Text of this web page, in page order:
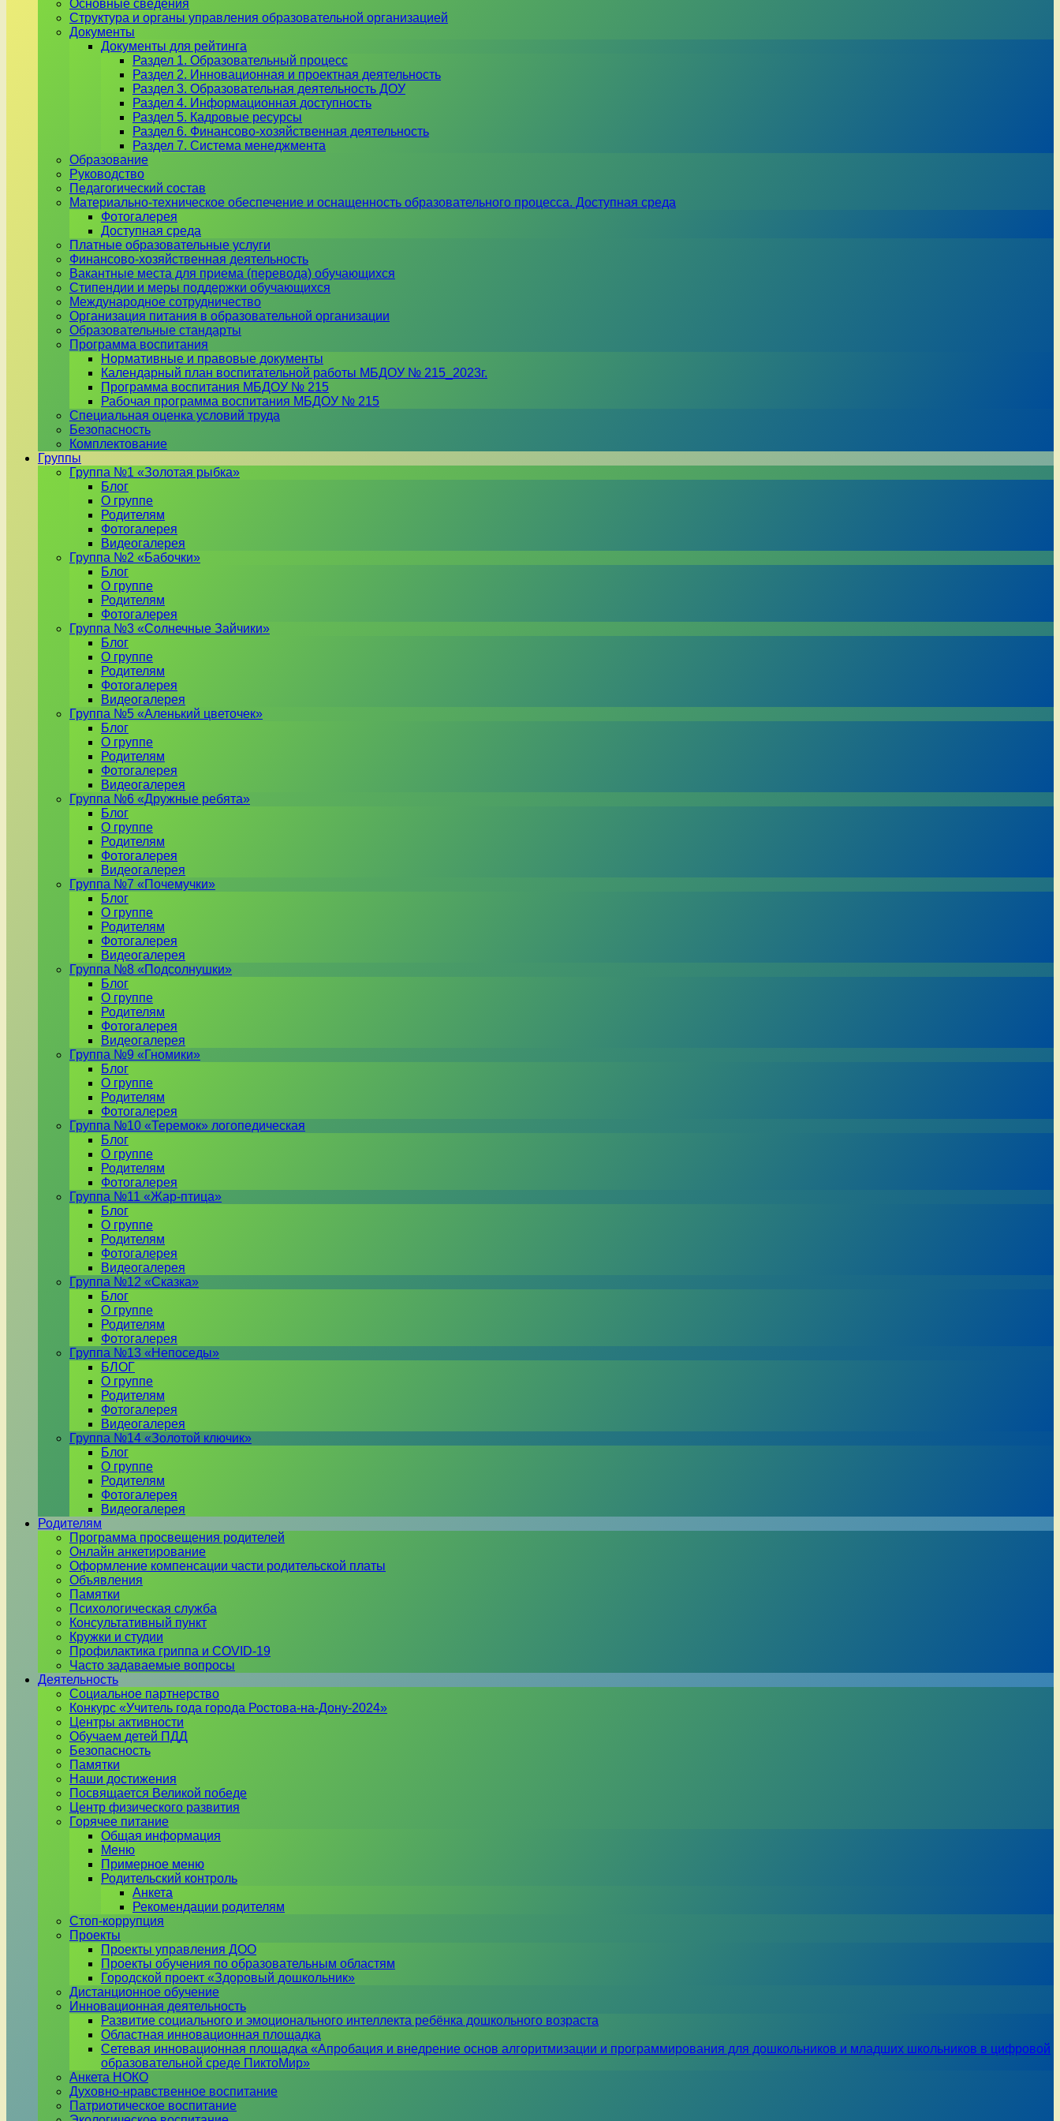
Основные сведения
Структура и органы управления образовательной организацией
Документы
Документы для рейтинга
Раздел 1. Образовательный процесс
Раздел 2. Инновационная и проектная деятельность
Раздел 3. Образовательная деятельность ДОУ
Раздел 4. Информационная доступность
Раздел 5. Кадровые ресурсы
Раздел 6. Финансово-хозяйственная деятельность
Раздел 7. Система менеджмента
Образование
Руководство
Педагогический состав
Материально-техническое обеспечение и оснащенность образовательного процесса. Доступная среда
Фотогалерея
Доступная среда
Платные образовательные услуги
Финансово-хозяйственная деятельность
Вакантные места для приема (перевода) обучающихся
Стипендии и меры поддержки обучающихся
Международное сотрудничество
Организация питания в образовательной организации
Образовательные стандарты
Программа воспитания
Нормативные и правовые документы
Календарный план воспитательной работы МБДОУ № 215_2023г.
Программа воспитания МБДОУ № 215
Рабочая программа воспитания МБДОУ № 215
Специальная оценка условий труда
Безопасность
Комплектование
Группы
Группа №1 «Золотая рыбка»
Блог
О группе
Родителям
Фотогалерея
Видеогалерея
Группа №2 «Бабочки»
Блог
О группе
Родителям
Фотогалерея
Группа №3 «Солнечные Зайчики»
Блог
О группе
Родителям
Фотогалерея
Видеогалерея
Группа №5 «Аленький цветочек»
Блог
О группе
Родителям
Фотогалерея
Видеогалерея
Группа №6 «Дружные ребята»
Блог
О группе
Родителям
Фотогалерея
Видеогалерея
Группа №7 «Почемучки»
Блог
О группе
Родителям
Фотогалерея
Видеогалерея
Группа №8 «Подсолнушки»
Блог
О группе
Родителям
Фотогалерея
Видеогалерея
Группа №9 «Гномики»
Блог
О группе
Родителям
Фотогалерея
Группа №10 «Теремок» логопедическая
Блог
О группе
Родителям
Фотогалерея
Группа №11 «Жар-птица»
Блог
О группе
Родителям
Фотогалерея
Видеогалерея
Группа №12 «Сказка»
Блог
О группе
Родителям
Фотогалерея
Группа №13 «Непоседы»
БЛОГ
О группе
Родителям
Фотогалерея
Видеогалерея
Группа №14 «Золотой ключик»
Блог
О группе
Родителям
Фотогалерея
Видеогалерея
Родителям
Программа просвещения родителей
Онлайн анкетирование
Оформление компенсации части родительской платы
Объявления
Памятки
Психологическая служба
Консультативный пункт
Кружки и студии
Профилактика гриппа и COVID-19
Часто задаваемые вопросы
Деятельность
Социальное партнерство
Конкурс «Учитель года города Ростова-на-Дону-2024»
Центры активности
Обучаем детей ПДД
Безопасность
Памятки
Наши достижения
Посвящается Великой победе
Центр физического развития
Горячее питание
Общая информация
Меню
Примерное меню
Родительский контроль
Анкета
Рекомендации родителям
Стоп-коррупция
Проекты
Проекты управления ДОО
Проекты обучения по образовательным областям
Городской проект «Здоровый дошкольник»
Дистанционное обучение
Инновационная деятельность
Развитие социального и эмоционального интеллекта ребёнка дошкольного возраста
Областная инновационная площадка
Сетевая инновационная площадка «Апробация и внедрение основ алгоритмизации и программирования для дошкольников и младших школьников в цифровой
образовательной среде ПиктоМир»
Анкета НОКО
Духовно-нравственное воспитание
Патриотическое воспитание